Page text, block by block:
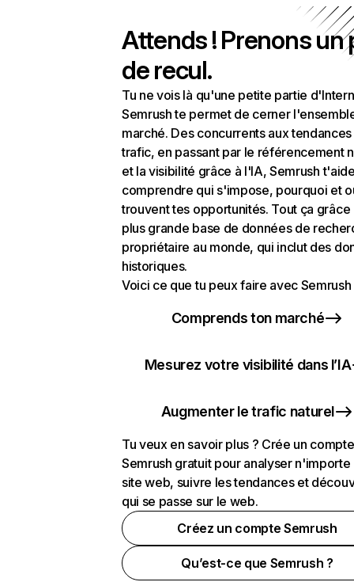
Attends ! Prenons un
de recul.
Tu ne vois là qu'une petite partie
Semrush te permet de cerner
marché. Des concurrents aux
trafic, en passant par le référencement
et la visibilité grâce à l'IA, Semrush
comprendre qui s'impose, pourquoi et
trouvent tes opportunités. Tout ça grâce
plus grande base de données de
propriétaire au monde, qui inclut des
historiques.
Voici ce que tu peux faire avec Semrush
Comprends ton marché
Mesurez votre visibilité dans l’IA
Augmenter le trafic naturel
Tu veux en savoir plus ? Crée un compte
Semrush gratuit pour analyser n'importe
site web, suivre les tendances et
qui se passe sur le web.
Créez un compte Semrush
Qu’est-ce que Semrush ?